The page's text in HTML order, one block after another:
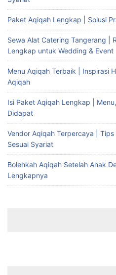
Paket Aqiqah Lengkap | Solusi
Sewa Alat Catering Tangerang |
Lengkap untuk Wedding & Event
Menu Aqiqah Terbaik | Inspirasi
Aqiqah
Isi Paket Aqiqah Lengkap |
Didapat
Vendor Aqiqah Terpercaya |
Sesuai Syariat
Bolehkah Aqiqah Setelah Anak
Lengkapnya